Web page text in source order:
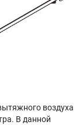
воздуха
В данной